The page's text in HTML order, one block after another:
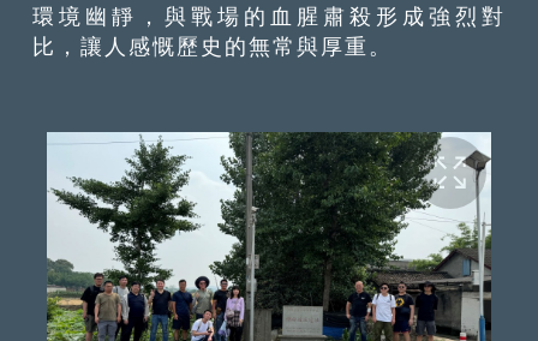
環境幽靜，與戰場的血腥肅殺形成強烈對
比，讓人感慨歷史的無常與厚重。